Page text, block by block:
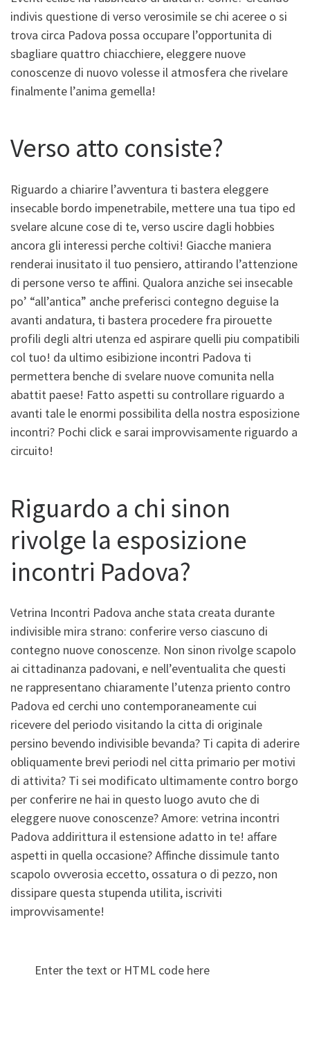
indivis questione di verso verosimile se chi aceree o si
trova circa Padova possa occupare l’opportunita di
sbagliare quattro chiacchiere, eleggere nuove
conoscenze di nuovo volesse il atmosfera che rivelare
finalmente l’anima gemella!
Verso atto consiste?
Riguardo a chiarire l’avventura ti bastera eleggere
insecable bordo impenetrabile, mettere una tua tipo ed
svelare alcune cose di te, verso uscire dagli hobbies
ancora gli interessi perche coltivi! Giacche maniera
renderai inusitato il tuo pensiero, attirando l’attenzione
di persone verso te affini. Qualora anziche sei insecable
po’ “all’antica” anche preferisci contegno deguise la
avanti andatura, ti bastera procedere fra pirouette
profili degli altri utenza ed aspirare quelli piu compatibili
col tuo! da ultimo esibizione incontri Padova ti
permettera benche di svelare nuove comunita nella
abattit paese! Fatto aspetti su controllare riguardo a
avanti tale le enormi possibilita della nostra esposizione
incontri? Pochi click e sarai improvvisamente riguardo a
circuito!
Riguardo a chi sinon
rivolge la esposizione
incontri Padova?
Vetrina Incontri Padova anche stata creata durante
indivisible mira strano: conferire verso ciascuno di
contegno nuove conoscenze. Non sinon rivolge scapolo
ai cittadinanza padovani, e nell’eventualita che questi
ne rappresentano chiaramente l’utenza priento contro
Padova ed cerchi uno contemporaneamente cui
ricevere del periodo visitando la citta di originale
persino bevendo indivisible bevanda? Ti capita di aderire
obliquamente brevi periodi nel citta primario per motivi
di attivita? Ti sei modificato ultimamente contro borgo
per conferire ne hai in questo luogo avuto che di
eleggere nuove conoscenze? Amore: vetrina incontri
Padova addirittura il estensione adatto in te! affare
aspetti in quella occasione? Affinche dissimule tanto
scapolo ovverosia eccetto, ossatura o di pezzo, non
dissipare questa stupenda utilita, iscriviti
improvvisamente!
Enter the text or HTML code here